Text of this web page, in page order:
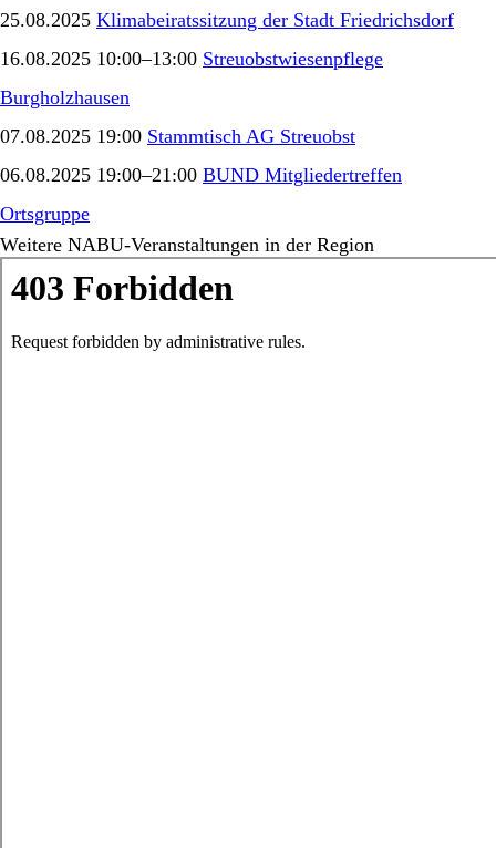
25.08.2025 Klimabeiratssitzung der Stadt Friedrichsdorf
16.08.2025 10:00–13:00 Streuobstwiesenpflege
Burgholzhausen
07.08.2025 19:00 Stammtisch AG Streuobst
06.08.2025 19:00–21:00 BUND Mitgliedertreffen
Ortsgruppe
Weitere NABU-Veranstaltungen in der Region